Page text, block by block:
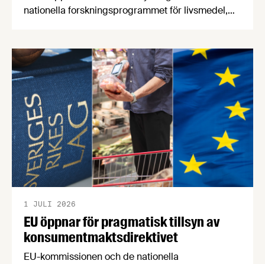
nationella forskningsprogrammet för livsmedel,
en motståndskraftig livsmedelsförsörjning", och
båda syftar till att bana väg för innovationer som
stärker Sveriges livsmedelsförsörjning.
EU öppnar för pragmatisk tillsyn av
konsumentmaktsdirektivet
1 JULI 2026
EU-kommissionen och de nationella